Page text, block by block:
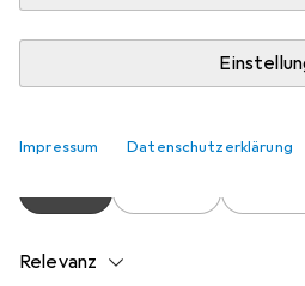
Impressum Datenschutzerklärung
Rezeptbuch: Die leckersten Ice
Geschmack und Anlass - inkl.
Beliebt
Relevanz